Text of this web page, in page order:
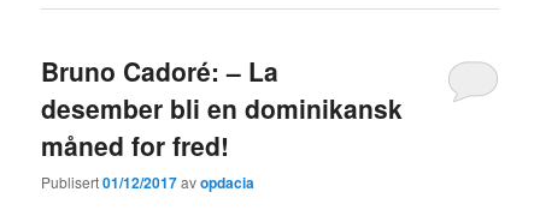
Bruno Cadoré: – La
desember bli en dominikansk
måned for fred!
Publisert01/12/2017avopdacia